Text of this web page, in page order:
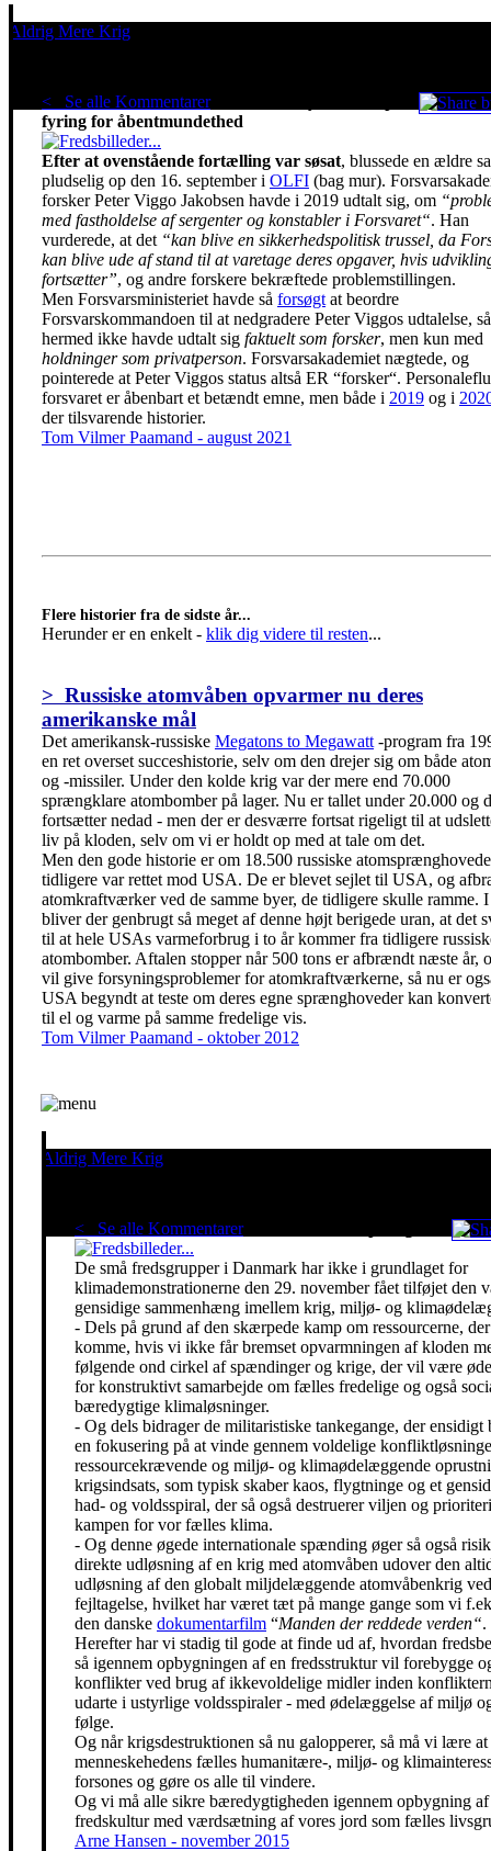
Aldrig Mere Krig
< Se alle KommentarerForsvarsanalytiker tæt på
fyring for åbentmundethed
Efter at ovenstående fortælling var søsat, blussede en ældre
pludselig op den 16. september i OLFI (bag mur).
forsker Peter Viggo Jakobsen havde i 2019 udtalt sig, om
med fastholdelse af sergenter og konstabler i Forsvaret“. Han
vurderede, at det “kan blive en sikkerhedspolitisk trussel, da
kan blive ude af stand til at varetage deres opgaver, hvis
fortsætter”, og andre forskere bekræftede problemstillingen.
Men Forsvarsministeriet havde så forsøgt at beordre
Forsvarskommandoen til at nedgradere Peter Viggos udtalelse,
hermed ikke havde udtalt sig faktuelt som forsker, men kun med
holdninger som privatperson. Forsvarsakademiet nægtede, og
pointerede at Peter Viggos status altså ER “forsker“.
forsvaret er åbenbart et betændt emne, men både i 2019 og i
der tilsvarende historier.
Tom Vilmer Paamand - august 2021
Flere historier fra de sidste år...
Herunder er en enkelt - klik dig videre til resten...
> Russiske atomvåben opvarmer nu deres
amerikanske mål
Det amerikansk-russiske Megatons to Megawatt -program fra
en ret overset succeshistorie, selv om den drejer sig om både
og -missiler. Under den kolde krig var der mere end 70.000
sprængklare atombomber på lager. Nu er tallet under 20.000 og
fortsætter nedad - men der er desværre fortsat rigeligt til at
liv på kloden, selv om vi er holdt op med at tale om det.
Men den gode historie er om 18.500 russiske
tidligere var rettet mod USA. De er blevet sejlet til USA, og
atomkraftværker ved de samme byer, de tidligere skulle ramme.
bliver der genbrugt så meget af denne højt berigede uran, at det
til at hele USAs varmeforbrug i to år kommer fra tidligere
atombomber. Aftalen stopper når 500 tons er afbrændt næste år,
vil give forsyningsproblemer for atomkraftværkerne, så nu er
USA begyndt at teste om deres egne sprænghoveder kan
til el og varme på samme fredelige vis.
Tom Vilmer Paamand - oktober 2012
Aldrig Mere Krig
< Se alle KommentarerRed klimaet - stop krigen!
De små fredsgrupper i Danmark har ikke i grundlaget for
klimademonstrationerne den 29. november fået tilføjet den
gensidige sammenhæng imellem krig, miljø- og
- Dels på grund af den skærpede kamp om ressourcerne,
komme, hvis vi ikke får bremset opvarmningen af kloden
følgende ond cirkel af spændinger og krige, der vil være
for konstruktivt samarbejde om fælles fredelige og også
bæredygtige klimaløsninger.
- Og dels bidrager de militaristiske tankegange, der ensidigt
en fokusering på at vinde gennem voldelige
ressourcekrævende og miljø- og klimaødelæggende
krigsindsats, som typisk skaber kaos, flygtninge og et
had- og voldsspiral, der så også destruerer viljen og
kampen for vor fælles klima.
- Og denne øgede internationale spænding øger så også
direkte udløsning af en krig med atomvåben udover den
udløsning af den globalt miljdelæggende atomvåbenkrig
fejltagelse, hvilket har været tæt på mange gange som vi
den danske dokumentarfilm “Manden der reddede verden“.
Herefter har vi stadig til gode at finde ud af, hvordan
så igennem opbygningen af en fredsstruktur vil forebygge
konflikter ved brug af ikkevoldelige midler inden
udarte i ustyrlige voldsspiraler - med ødelæggelse af miljø
følge.
Og når krigsdestruktionen så nu galopperer, så må vi lære
menneskehedens fælles humanitære-, miljø- og
forsones og gøre os alle til vindere.
Og vi må alle sikre bæredygtigheden igennem opbygning af
fredskultur med værdsætning af vores jord som fælles
Arne Hansen - november 2015